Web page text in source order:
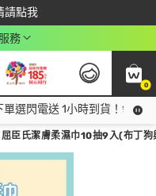
請點我
饋$350
務
0
單選閃電送 1小時到貨！領神
屈臣氏潔膚柔濕巾10抽9入(布丁狗